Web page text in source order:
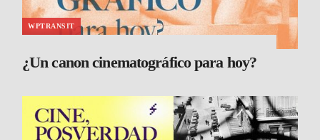
WPTRANSIT
¿Un canon cinematográfico para hoy?